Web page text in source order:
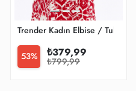
Trender Kadın Elbise / Tulum
53% ₺379,99
₺799,99